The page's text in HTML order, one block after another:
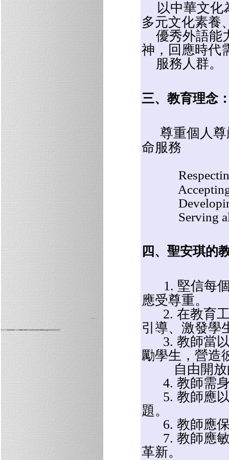
以中華文化
多元文化素養
優秀外語能
神，回應時代
服務人群。
三、教育理念
尊重個人
命服務
Accepting
Developing
Serving all
四、聖安琪的
1. 堅信每
應受尊重。
2. 在教育工
引導、激發學
3. 教師當以
勵學生，營造
自由開放
4. 教師需身
5. 教師應以
題。
6. 教師應保
7. 教師應敏
革新。